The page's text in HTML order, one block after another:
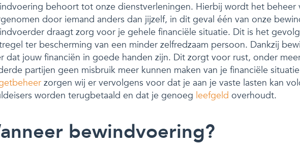
behoort tot onze dienstverleningen. Hierbij wordt het beheer
door iemand anders dan jijzelf, in dit geval één van onze
draagt zorg voor je gehele financiële situatie. Dit is het
ter bescherming van een minder zelfredzaam persoon. Dankzij
dat jouw financiën in goede handen zijn. Dit zorgt voor rust, onder
partijen geen misbruik meer kunnen maken van je financiële
zorgen wij er vervolgens voor dat je aan je vaste lasten kan
worden terugbetaald en dat je genoeg leefgeld overhoudt.
bewindvoering?